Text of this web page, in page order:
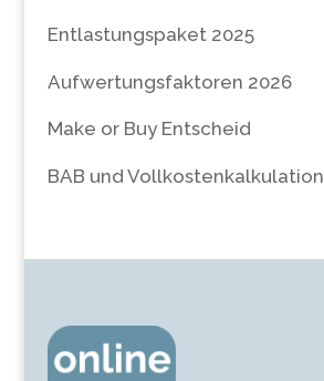
Entlastungspaket 2025
Aufwertungsfaktoren 2026
Make or Buy Entscheid
BAB und Vollkostenkalkulation